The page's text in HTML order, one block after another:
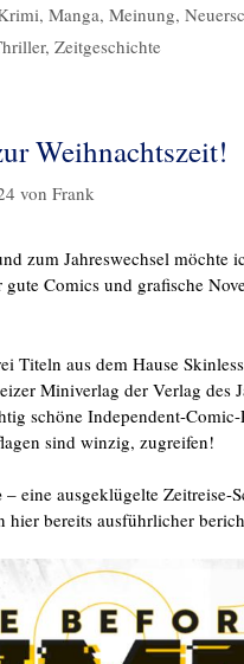
, Manga, Meinung,
, Zeitgeschichte
Weihnachtszeit!
von Frank
zum Jahreswechsel möchte
Comics und grafische
Titeln aus dem Hause
Miniverlag der Verlag des
schöne Independent-Comic-
sind winzig, zugreifen!
– eine ausgeklügelte Zeitreise-
hier bereits ausführlicher